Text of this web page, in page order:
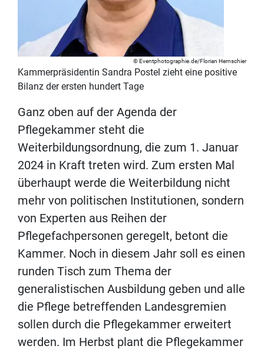
Eventphotographie.de/Florian Hernschier
Kammerpräsidentin Sandra Postel zieht eine positive
Bilanz der ersten hundert Tage
Ganz oben auf der Agenda der
Pflegekammer steht die
Weiterbildungsordnung, die zum 1. Januar
2024 in Kraft treten wird. Zum ersten Mal
überhaupt werde die Weiterbildung nicht
mehr von politischen Institutionen, sondern
von Experten aus Reihen der
Pflegefachpersonen geregelt, betont die
Kammer. Noch in diesem Jahr soll es einen
runden Tisch zum Thema der
generalistischen Ausbildung geben und alle
die Pflege betreffenden Landesgremien
sollen durch die Pflegekammer erweitert
werden. Im Herbst plant die Pflegekammer